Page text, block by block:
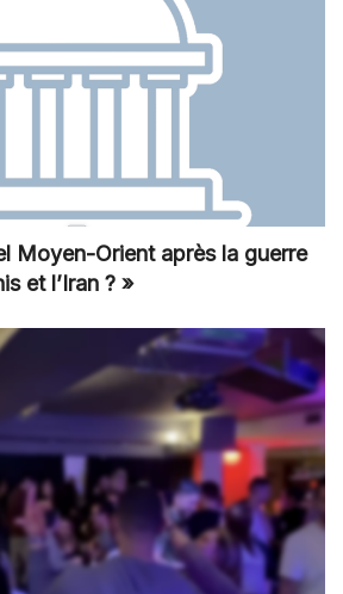
Moyen-Orient après la guerre
et l’Iran ? »